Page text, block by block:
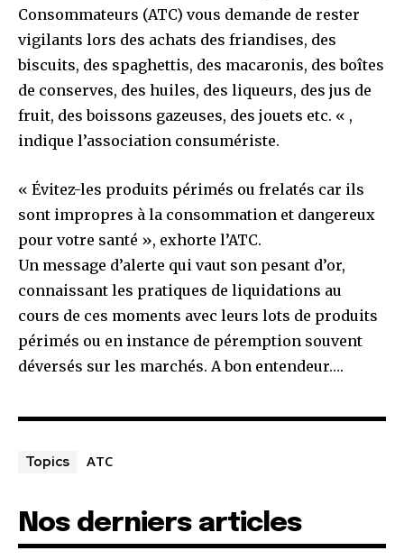
Consommateurs (ATC) vous demande de rester
vigilants lors des achats des friandises, des
biscuits, des spaghettis, des macaronis, des boîtes
de conserves, des huiles, des liqueurs, des jus de
fruit, des boissons gazeuses, des jouets etc. « ,
indique l’association consumériste.
« Évitez-les produits périmés ou frelatés car ils
sont impropres à la consommation et dangereux
pour votre santé », exhorte l’ATC.
Un message d’alerte qui vaut son pesant d’or,
connaissant les pratiques de liquidations au
cours de ces moments avec leurs lots de produits
périmés ou en instance de péremption souvent
déversés sur les marchés. A bon entendeur….
Topics ATC
Nos derniers articles